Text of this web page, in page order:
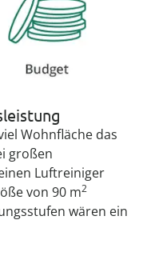
Wohnfläche das
großen
Luftreiniger
von 90 m2
wären ein